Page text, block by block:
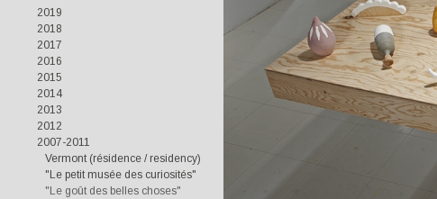
2019
2018
2017
2016
2015
2014
2013
2012
2007-2011
Vermont (résidence / residency)
"Le petit musée des curiosités"
"Le goût des belles choses"